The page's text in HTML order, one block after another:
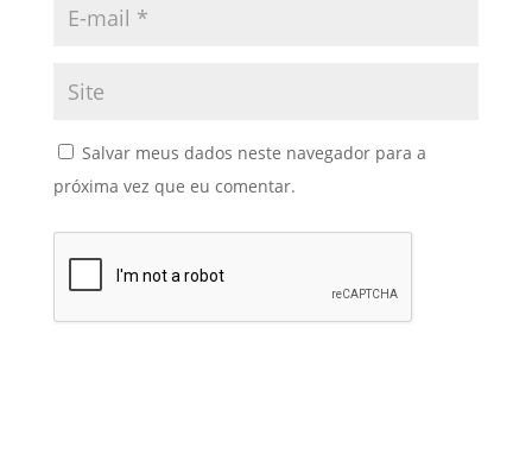
Salvar meus dados neste navegador para a
próxima vez que eu comentar.